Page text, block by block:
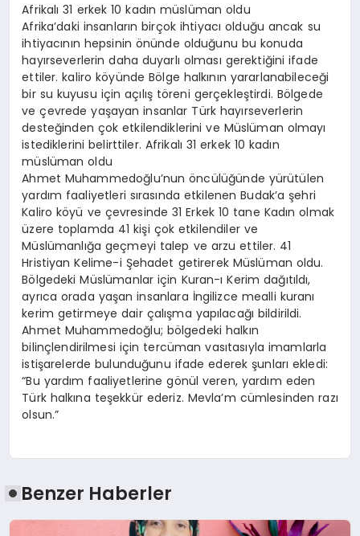
Afrikalı 31 erkek 10 kadın müslüman oldu
Afrika’daki insanların birçok ihtiyacı olduğu ancak su
ihtiyacının hepsinin önünde olduğunu bu konuda
hayırseverlerin daha duyarlı olması gerektiğini ifade
ettiler. kaliro köyünde Bölge halkının yararlanabileceği
bir su kuyusu için açılış töreni gerçekleştirdi. Bölgede
ve çevrede yaşayan insanlar Türk hayırseverlerin
desteğinden çok etkilendiklerini ve Müslüman olmayı
istediklerini belirttiler. Afrikalı 31 erkek 10 kadın
müslüman oldu
Ahmet Muhammedoğlu’nun öncülüğünde yürütülen
yardım faaliyetleri sırasında etkilenen Budak’a şehri
Kaliro köyü ve çevresinde 31 Erkek 10 tane Kadın olmak
üzere toplamda 41 kişi çok etkilendiler ve
Müslümanlığa geçmeyi talep ve arzu ettiler. 41
Hristiyan Kelime-i Şehadet getirerek Müslüman oldu.
Bölgedeki Müslümanlar için Kuran-ı Kerim dağıtıldı,
ayrıca orada yaşan insanlara İngilizce mealli kuranı
kerim getirmeye dair çalışma yapılacağı bildirildi.
Ahmet Muhammedoğlu; bölgedeki halkın
bilinçlendirilmesi için tercüman vasıtasıyla imamlarla
istişarelerde bulunduğunu ifade ederek şunları ekledi:
“Bu yardım faaliyetlerine gönül veren, yardım eden
Türk halkına teşekkür ederiz. Mevla’m cümlesinden razı
olsun.”
Benzer Haberler